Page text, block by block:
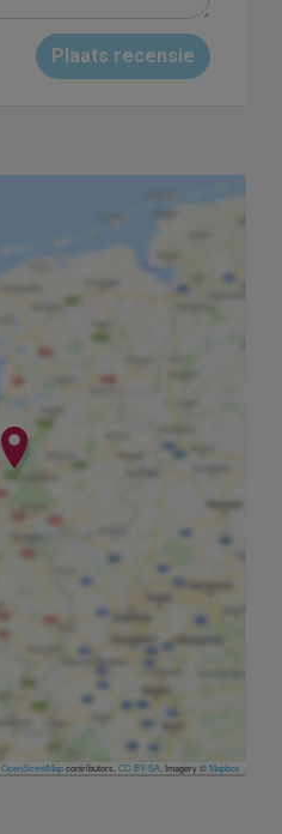
Plaats recensie
OpenStreetMapcontributors,CC-BY-SA, Imagery ©Mapbox